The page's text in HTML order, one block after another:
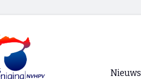
Nieuws